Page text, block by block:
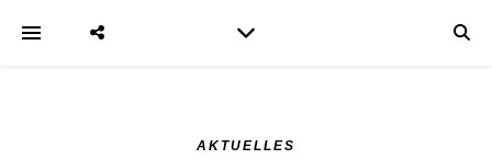
AKTUELLES